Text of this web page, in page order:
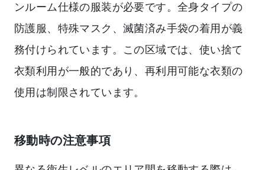
ンルーム仕様の服装が必要です。全身タイプの
防護服、特殊マスク、滅菌済み手袋の着用が義
務付けられています。この区域では、使い捨て
衣類利用が一般的であり、再利用可能な衣類の
使用は制限されています。
移動時の注意事項